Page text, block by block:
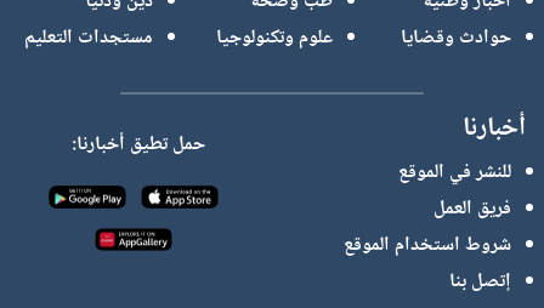
مستجدات التعليم
علوم وتكنولوجيا
حوادث وقضايا
حمل تطيق أخبارنا: أخبارنا
للنشر في الموقع
فريق العمل
شروط استخدام الموقع
إتصل بنا